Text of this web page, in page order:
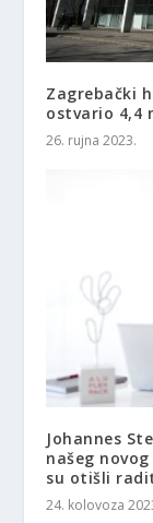
Zagrebački
ostvario 4,4
26. rujna 2023.
Johannes
našeg
su otišli
24. kolovoza